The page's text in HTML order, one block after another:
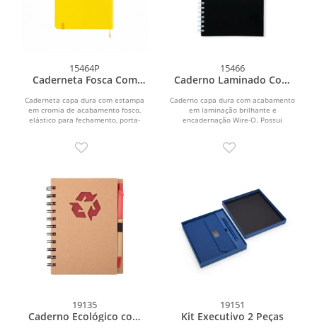
15464P
Caderneta Fosca Com
Caderneta capa dura com estampa
em cromia de acabamento fosco,
elástico para fechamento, porta-
15466
Caderno Laminado Com
Caderno capa dura com acabamento
em laminação brilhante e
encadernação Wire-O. Possui
19135
Caderno Ecológico com
19151
Kit Executivo 2 Peças